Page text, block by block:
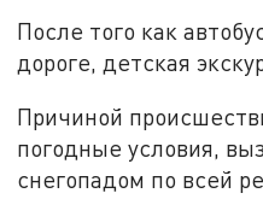
После того как
дороге, детская
Причиной
погодные условия,
снегопадом по всей